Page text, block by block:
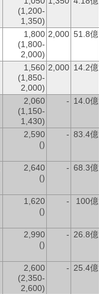
(1,200-
1,350)
1,800
(1,800-
2,000)
2,000 51.8億
1,560
(1,850-
2,000)
2,000 14.2億
2,060
(1,150-
1,430)
- 14.0億
2,590
()
- 83.4億
2,640
()
- 68.3億
1,620
()
- 100億
2,990
()
- 26.8億
2,600
(2,350-
2,600)
- 25.4億